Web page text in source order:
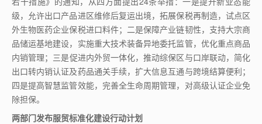
级，允许出口产品进区维修后复运出境，拓展保税再制造，试点区
外生物医药企业保税进口料件；二是保障产业链韧性，支持大宗商
品储运基地建设，实施重大技术装备异地委托监管，优化重点商品
内销管理；三是促进内外贸一体化，推动综保区与口岸联动，简化
出口转内销认证及药品通关手续，扩大信息互通与跨境结算便利；
四是提高智慧监管效能，完善全生命周期管理，对高级认证企业免
除担保。
两部门发布服贸标准化建设行动计划